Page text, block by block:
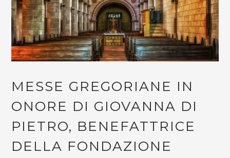
MESSE GREGORIANE IN
ONORE DI GIOVANNA DI
PIETRO, BENEFATTRICE
DELLA FONDAZIONE